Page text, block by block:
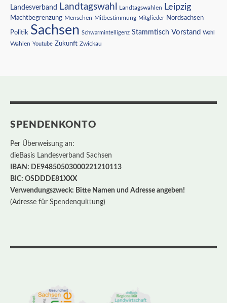
Landesverband Landtagswahl Landtagswahlen Leipzig
Machtbegrenzung Menschen Mitbestimmung Mitglieder Nordsachsen
Politik Sachsen Schwarmintelligenz Stammtisch Vorstand Wahl
Wahlen Youtube Zukunft Zwickau
SPENDENKONTO
Per Überweisung an:
dieBasis Landesverband Sachsen
IBAN: DE94850503000221210113
BIC: OSDDDE81XXX
Verwendungszweck: Bitte Namen und Adresse angeben!
(Adresse für Spendenquittung)